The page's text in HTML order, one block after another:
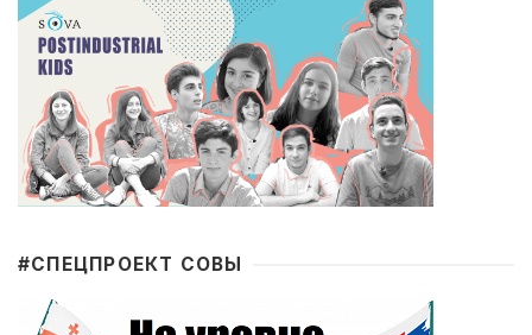
#CПЕЦПРОЕКТ СОВЫ